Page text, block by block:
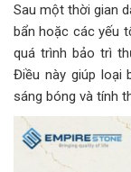
Sau một thời gian
bẩn hoặc các yếu
quá trình bảo trì
Điều này giúp loại
sáng bóng và tính